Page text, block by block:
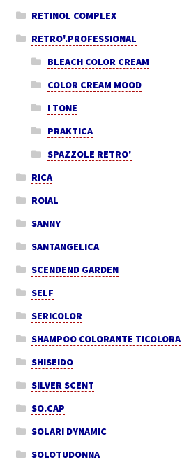
RETINOL COMPLEX
RETRO'.PROFESSIONAL
BLEACH COLOR CREAM
COLOR CREAM MOOD
I TONE
PRAKTICA
SPAZZOLE RETRO'
RICA
ROIAL
SANNY
SANTANGELICA
SCENDEND GARDEN
SELF
SERICOLOR
SHAMPOO COLORANTE TICOLORA
SHISEIDO
SILVER SCENT
SO.CAP
SOLARI DYNAMIC
SOLOTUDONNA